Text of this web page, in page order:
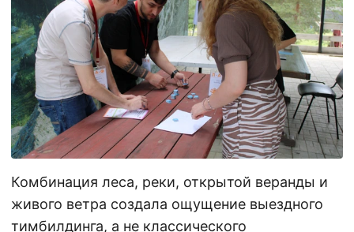
Комбинация леса, реки, открытой веранды и
живого ветра создала ощущение выездного
тимбилдинга, а не классического